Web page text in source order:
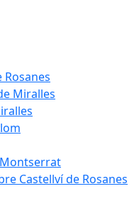
Rosanes
Miralles
Castellví de Rosanes